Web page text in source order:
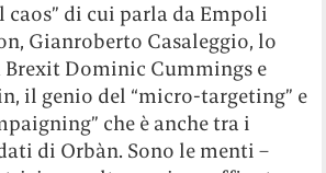
caos” di cui parla da Empoli
Gianroberto Casaleggio, lo
Dominic Cummings e
il genio del “micro-targeting” e
che è anche tra i
di Orbàn. Sono le menti –